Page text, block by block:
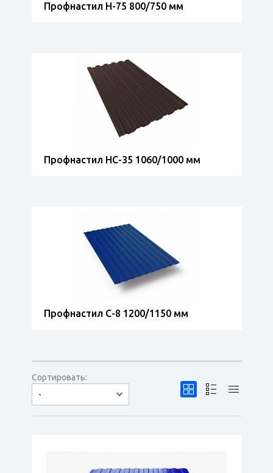
Профнастил Н-75 800/750 мм
Профнастил НС-35 1060/1000 мм
Профнастил С-8 1200/1150 мм
Сортировать:
-
по популярности
сначала дешёвые
сначала дорогие